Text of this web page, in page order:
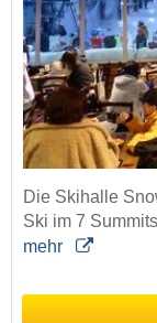
Die Skihalle
Ski im 7
mehr